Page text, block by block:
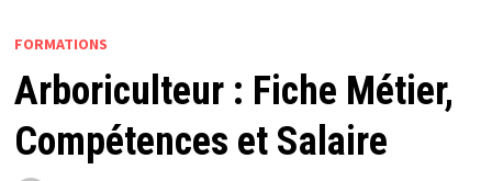
FORMATIONS
Arboriculteur : Fiche Métier,
Compétences et Salaire